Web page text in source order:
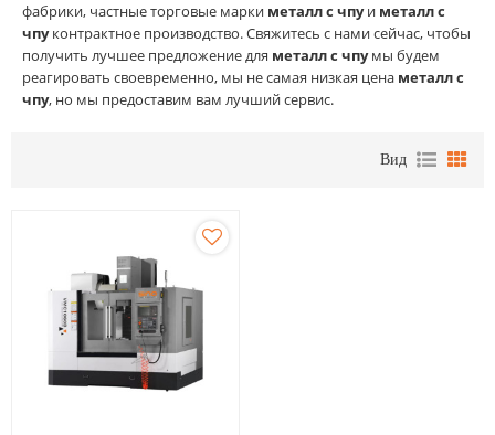
фабрики, частные торговые марки металл с чпуи металл с
чпуконтрактное производство. Свяжитесь с нами сейчас, чтобы
получить лучшее предложение для металл с чпумы будем
реагировать своевременно, мы не самая низкая цена металл с
чпу, но мы предоставим вам лучший сервис.
Вид